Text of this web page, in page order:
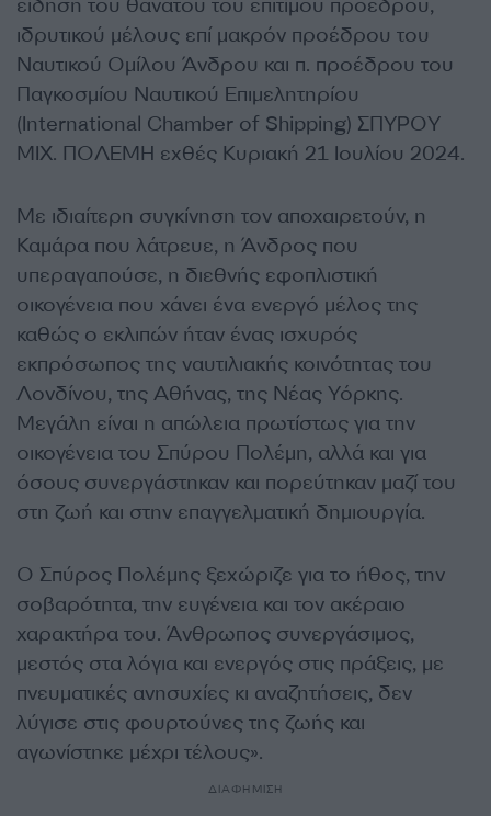
είδηση του θανάτου του επιτίμου προέδρου,
ιδρυτικού μέλους επί μακρόν προέδρου του
Ναυτικού Ομίλου Άνδρου και π. προέδρου του
Παγκοσμίου Ναυτικού Επιμελητηρίου
(International Chamber of Shipping) ΣΠΥΡΟΥ
ΜΙΧ. ΠΟΛΕΜΗ εχθές Κυριακή 21 Ιουλίου 2024.
Με ιδιαίτερη συγκίνηση τον αποχαιρετούν, η
Καμάρα που λάτρευε, η Άνδρος που
υπεραγαπούσε, η διεθνής εφοπλιστική
οικογένεια που χάνει ένα ενεργό μέλος της
καθώς ο εκλιπών ήταν ένας ισχυρός
εκπρόσωπος της ναυτιλιακής κοινότητας του
Λονδίνου, της Αθήνας, της Νέας Υόρκης.
Μεγάλη είναι η απώλεια πρωτίστως για την
οικογένεια του Σπύρου Πολέμη, αλλά και για
όσους συνεργάστηκαν και πορεύτηκαν μαζί του
στη ζωή και στην επαγγελματική δημιουργία.
Ο Σπύρος Πολέμης ξεχώριζε για το ήθος, την
σοβαρότητα, την ευγένεια και τον ακέραιο
χαρακτήρα του. Άνθρωπος συνεργάσιμος,
μεστός στα λόγια και ενεργός στις πράξεις, με
πνευματικές ανησυχίες κι αναζητήσεις, δεν
λύγισε στις φουρτούνες της ζωής και
αγωνίστηκε μέχρι τέλους».
ΔΙΑΦΗΜΙΣΗ